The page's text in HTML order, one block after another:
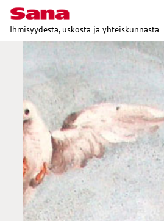
Ihmisyydestä, uskosta ja yhteiskunnasta